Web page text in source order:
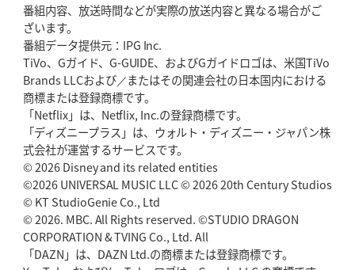
番組内容、放送時間などが実際の放送内容と異なる場合がご
ざいます。
番組データ提供元：IPG Inc.
TiVo、Gガイド、G-GUIDE、およびGガイドロゴは、米国TiVo
Brands LLCおよび／またはその関連会社の日本国内における
商標または登録商標です。
「Netflix」は、Netflix, Inc.の登録商標です。
「ディズニープラス」は、ウォルト・ディズニー・ジャパン株
式会社が運営するサービスです。
© 2026 Disney and its related entities
©2026 UNIVERSAL MUSIC LLC © 2026 20th Century Studios
© KT StudioGenie Co., Ltd
© 2026. MBC. All Rights reserved. ©STUDIO DRAGON
CORPORATION & TVING Co., Ltd. All
「DAZN」は、DAZN Ltd.の商標または登録商標です。